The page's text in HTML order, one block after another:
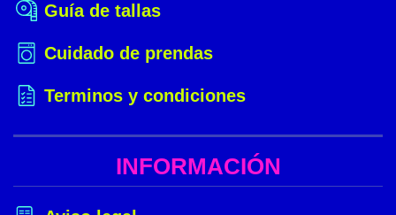
Guía de tallas
Cuidado de prendas
Terminos y condiciones
INFORMACIÓN